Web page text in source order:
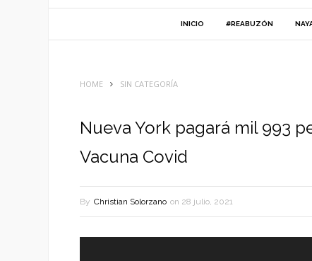
INICIO #REABUZÓN
HOME SIN CATEGORÍA
Nueva York pagará mil 993
Vacuna Covid
By Christian Solorzano on 28 julio, 2021